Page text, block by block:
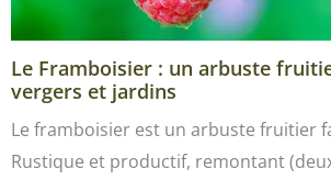
Le Framboisier : un arbuste
vergers et jardins
Le framboisier est un arbuste fruitier
Rustique et productif, remontant